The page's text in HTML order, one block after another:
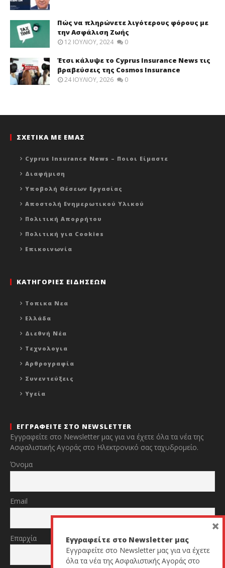
Πώς να πληρώνετε λιγότερους φόρους με
την Ασφάλιση Ζωής
12 ΙΟΥΛΊΟΥ, 2024 0
Έτσι κάλυψε το Cyprus Insurance News τις
βραβεύσεις της Cosmos Insurance
24 ΙΟΥΛΊΟΥ, 2026 0
ΣΧΕΤΙΚΑ ΜΕ ΕΜΑΣ
Cyprus Insurance News – Ποιοι Είμαστε
Διαφήμιση
Υποβολή Θέσεων Εργασίας
Αποστολή Ενημερωτικού Υλικού
Πολιτική Απορρήτου
Πολιτική για Cookies
Επικοινωνία
ΚΑΤΗΓΟΡΙΕΣ ΕΙΔΗΣΕΩΝ
Τοπικα Νεα
Ελλάδα
Διεθνή Νέα
Τεχνολογια
Αρθρογραφία
Συνεντεύξεις
Υγεία
ΕΓΓΡΑΦΕΙΤΕ ΣΤΟ NEWSLETTER
Εγγραφείτε στο Newsletter μας για να έχετε όλα τα νέα της
Ασφαλιστικής Αγοράς στο Ηλεκτρονικό σας ταχυδρομείο.
Όνομα
Email
Επαρχία
Εγγραφείτε στο Newsletter μας
Εγγραφείτε στο Newsletter μας για να έχετε
όλα τα νέα της Ασφαλιστικής Αγοράς στο
×